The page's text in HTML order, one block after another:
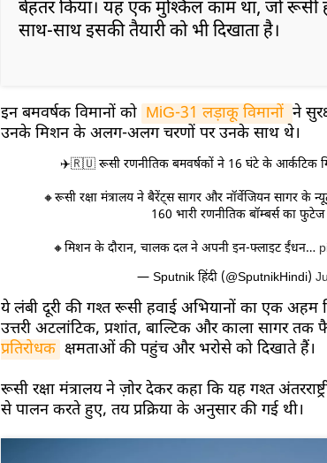
बेहतर किया। यह एक मुश्किल काम था, जो रूसी
साथ-साथ इसकी तैयारी को भी दिखाता है।
इन बमवर्षक विमानों को MiG-31 लड़ाकू विमानों ने
उनके मिशन के अलग-अलग चरणों पर उनके साथ थे।
✈️🇷🇺 रूसी रणनीतिक बमवर्षकों ने 16 घंटे के आर्कटिक
🔸रूसी रक्षा मंत्रालय ने बैरेंट्स सागर और नॉर्वेजियन सागर के
160 भारी रणनीतिक बॉम्बर्स का फुटेज
🔸मिशन के दौरान, चालक दल ने अपनी इन-फ्लाइट ईंधन…
— Sputnik हिंदी (@SputnikHindi)
ये लंबी दूरी की गश्त रूसी हवाई अभियानों का एक अहम
उत्तरी अटलांटिक, प्रशांत, बाल्टिक और काला सागर
प्रतिरोधक क्षमताओं की पहुंच और भरोसे को दिखाते हैं।
रूसी रक्षा मंत्रालय ने ज़ोर देकर कहा कि यह गश्त
से पालन करते हुए, तय प्रक्रिया के अनुसार की गई थी।